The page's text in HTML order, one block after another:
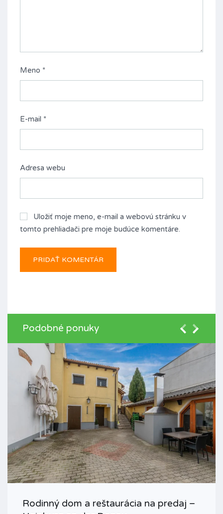
Meno *
E-mail *
Adresa webu
Uložiť moje meno, e-mail a webovú stránku v
tomto prehliadači pre moje budúce komentáre.
Podobné ponuky
Rodinný dom a reštaurácia na predaj –